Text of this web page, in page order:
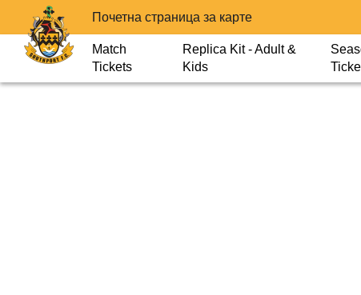
Почетна страница за карте
Match
Tickets
Replica Kit - Adult &
Kids